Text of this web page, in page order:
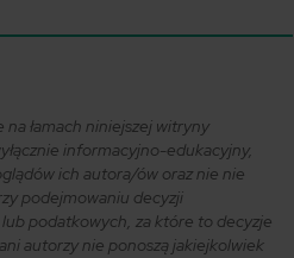
łamach niniejszej witryny
informacyjno-edukacyjny,
ich autora/ów oraz nie nie
podejmowaniu decyzji
podatkowych, za które to decyzje
autorzy nie ponoszą jakiejkolwiek